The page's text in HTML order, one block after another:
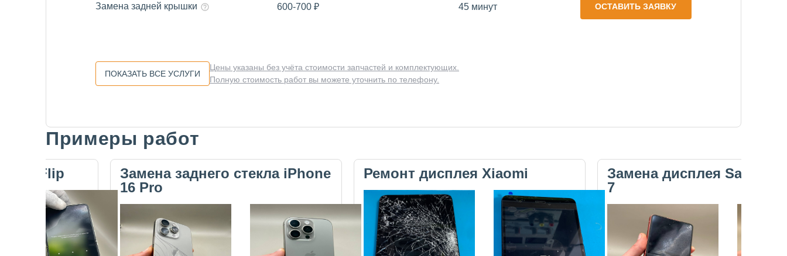
Замена задней крышки 600-700₽ 45 минут ОСТАВИТЬ ЗАЯВКУ
ПОКАЗАТЬ ВСЕ УСЛУГИ
Цены указаны без учёта стоимости запчастей и комплектующих.
Полную стоимость работ вы можете уточнить по телефону.
Примеры работ
Flip
Замена заднего стекла iPhone
16 Pro
Ремонт дисплея Xiaomi
Замена дисплея
7